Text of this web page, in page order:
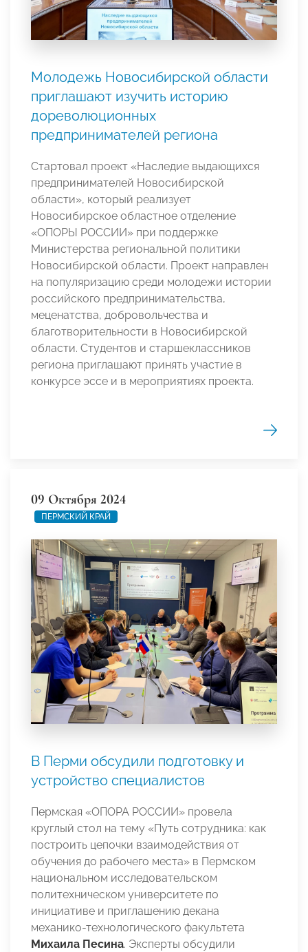
Молодежь Новосибирской области
приглашают изучить историю
дореволюционных
предпринимателей региона
Стартовал проект «Наследие выдающихся
предпринимателей Новосибирской
области», который реализует
Новосибирское областное отделение
«ОПОРЫ РОССИИ» при поддержке
Министерства региональной политики
Новосибирской области. Проект направлен
на популяризацию среди молодежи истории
российского предпринимательства,
меценатства, добровольчества и
благотворительности в Новосибирской
области. Студентов и старшеклассников
региона приглашают принять участие в
конкурсе эссе и в мероприятиях проекта.
09 Октября 2024
ПЕРМСКИЙ КРАЙ
В Перми обсудили подготовку и
устройство специалистов
Пермская «ОПОРА РОССИИ» провела
круглый стол на тему «Путь сотрудника: как
построить цепочки взаимодействия от
обучения до рабочего места» в Пермском
национальном исследовательском
политехническом университете по
инициативе и приглашению декана
механико-технологического факультета
Михаила Песина. Эксперты обсудили